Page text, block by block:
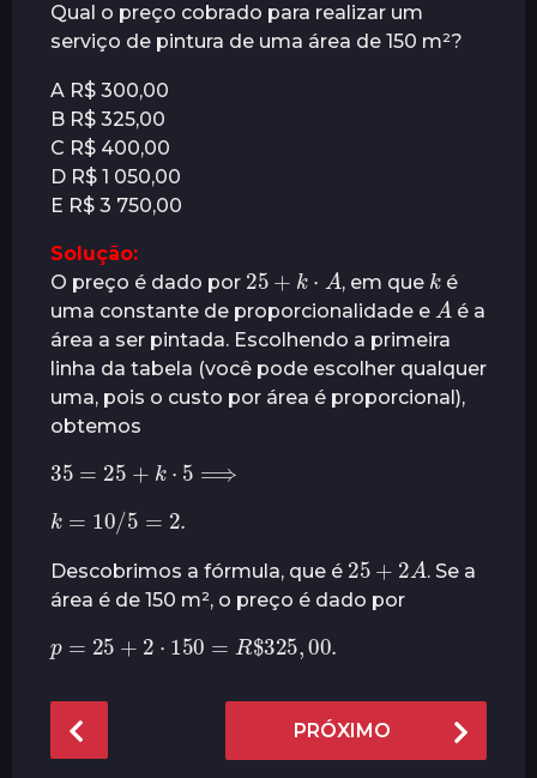
Qual o preço cobrado para realizar um
serviço de pintura de uma área de 150 m²?
A R$ 300,00
B R$ 325,00
C R$ 400,00
D R$ 1 050,00
E R$ 3 750,00
Solução:
O preço é dado por
25 k
, em que
k
é
uma constante de proporcionalidade e
A
é a
área a ser pintada. Escolhendo a primeira
linha da tabela (você pode escolher qualquer
uma, pois o custo por área é proporcional),
obtemos
35 =25 k 5⟹
10 /5 2.
Descobrimos a fórmula, que é
25 2 A
. Se a
área é de 150 m², o preço é dado por
25 2⋅ 150= $325,00.
o
PRÓXIMO